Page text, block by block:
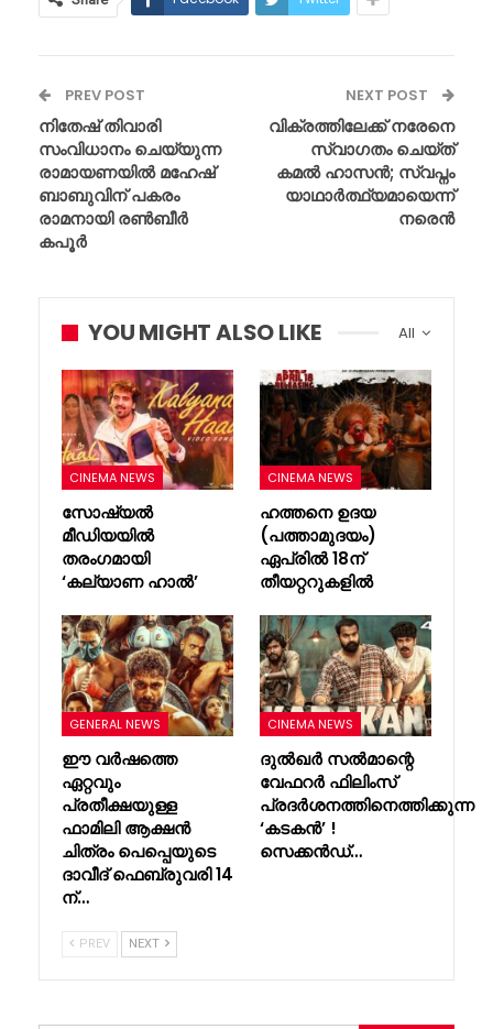
PREV POST
നിതേഷ് തിവാരി
സംവിധാനം ചെയ്യുന്ന
രാമായണയിൽ മഹേഷ്
ബാബുവിന് പകരം
രാമനായി രൺബീർ
കപൂർ
NEXT POST
വിക്രത്തിലേക്ക് നരേനെ
സ്വാഗതം ചെയ്ത്
കമൽ ഹാസൻ; സ്വപ്നം
യാഥാർത്ഥ്യമായെന്ന്
നരെൻ
All
YOU MIGHT ALSO LIKE
CINEMA NEWS
സോഷ്യൽ
മീഡിയയിൽ
തരംഗമായി
‘കല്യാണ ഹാൽ’
CINEMA NEWS
ഹത്തനെ ഉദയ
(പത്താമുദയം)
ഏപ്രിൽ 18ന്
തീയറ്ററുകളിൽ
GENERAL NEWS
ഈ വർഷത്തെ
ഏറ്റവും
പ്രതീക്ഷയുള്ള
ഫാമിലി ആക്ഷൻ
ചിത്രം പെപ്പെയുടെ
ദാവീദ് ഫെബ്രുവരി 14
ന്…
CINEMA NEWS
ദുൽഖർ സൽമാന്റെ
വേഫറർ ഫിലിംസ്
പ്രദർശനത്തിനെത്തിക്കുന്ന
‘കടകൻ’ !
സെക്കൻഡ്…
PREV NEXT